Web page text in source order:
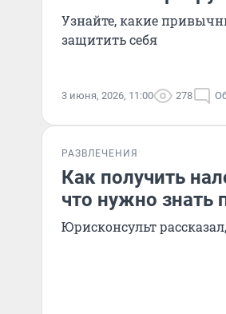
Узнайте, какие
защитить себя
3 июня, 2026, 11:00 278
РАЗВЛЕЧЕНИЯ
Как получить
что нужно
Юрисконсульт